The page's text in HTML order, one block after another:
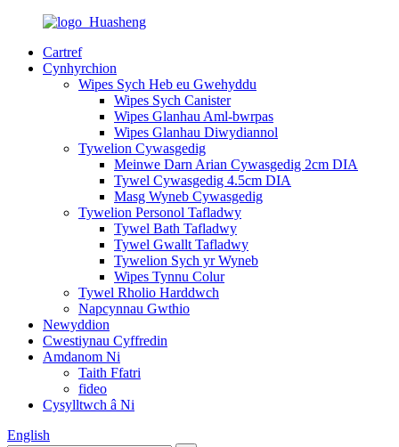
Cartref
Cynhyrchion
Wipes Sych Heb eu Gwehyddu
Wipes Sych Canister
Wipes Glanhau Aml-bwrpas
Wipes Glanhau Diwydiannol
Tywelion Cywasgedig
Meinwe Darn Arian Cywasgedig 2cm DIA
Tywel Cywasgedig 4.5cm DIA
Masg Wyneb Cywasgedig
Tywelion Personol Tafladwy
Tywel Bath Tafladwy
Tywel Gwallt Tafladwy
Tywelion Sych yr Wyneb
Wipes Tynnu Colur
Tywel Rholio Harddwch
Napcynnau Gwthio
Newyddion
Cwestiynau Cyffredin
Amdanom Ni
Taith Ffatri
fideo
Cysylltwch â Ni
English